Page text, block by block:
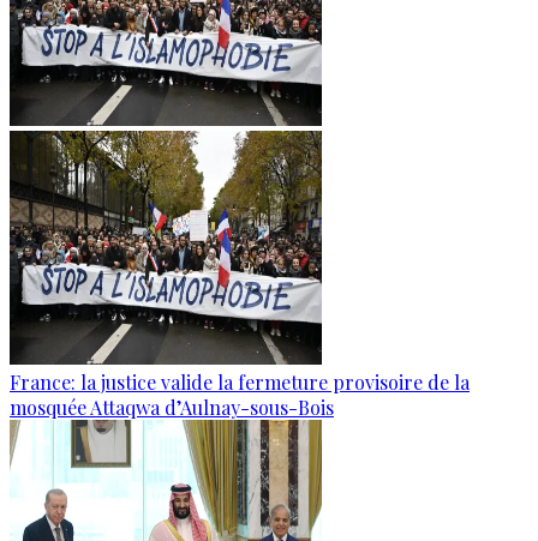
France: la justice valide la fermeture provisoire de la
mosquée Attaqwa d’Aulnay-sous-Bois